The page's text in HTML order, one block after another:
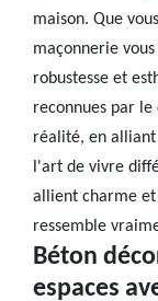
maison. Que
maçonnerie
robustesse et
reconnues par
réalité, en
l'art de vivre
allient charme
ressemble
Béton
espaces